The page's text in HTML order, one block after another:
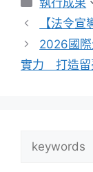
類
【法令
2026國
實力 打造留